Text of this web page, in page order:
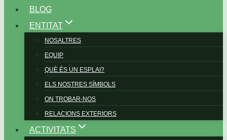
BLOG
ENTITAT
NOSALTRES
EQUIP
QUÈ ÉS UN ESPLAI?
ELS NOSTRES SÍMBOLS
ON TROBAR-NOS
RELACIONS EXTERIORS
ACTIVITATS